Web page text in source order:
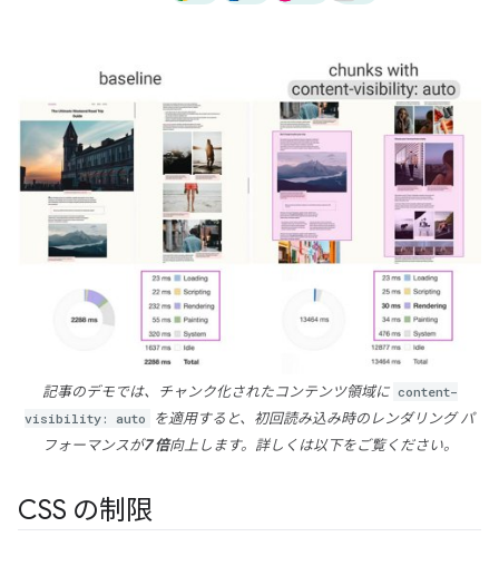
記事のデモでは、チャンク化されたコンテンツ領域に content-
visibility: auto
を適用すると、初回読み込み時のレンダリング パ
フォーマンスが7 倍向上します。詳しくは以下をご覧ください。
CSS の制限